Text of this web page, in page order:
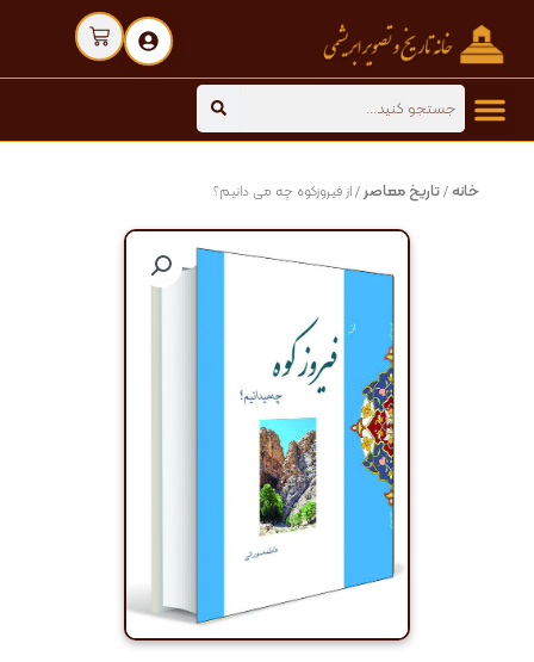
محتوا
Cart
Search
خانه /تاریخ معاصر/ از فیروزکوه چه می دانیم؟